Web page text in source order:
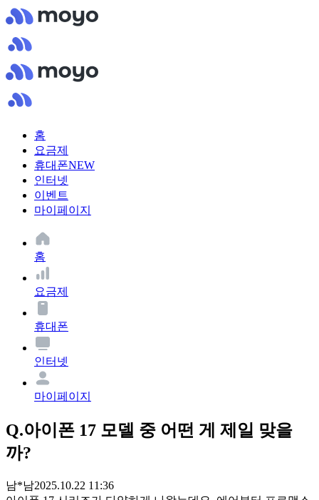
홈
요금제
휴대폰NEW
인터넷
이벤트
마이페이지
홈
요금제
휴대폰
인터넷
마이페이지
Q.아이폰 17 모델 중 어떤 게 제일 맞을
까?
남*남2025.10.22 11:36